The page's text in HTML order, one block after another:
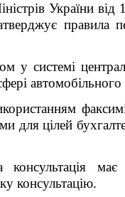
України
правила
системі
автомобільного
цілей
має
консультацію.